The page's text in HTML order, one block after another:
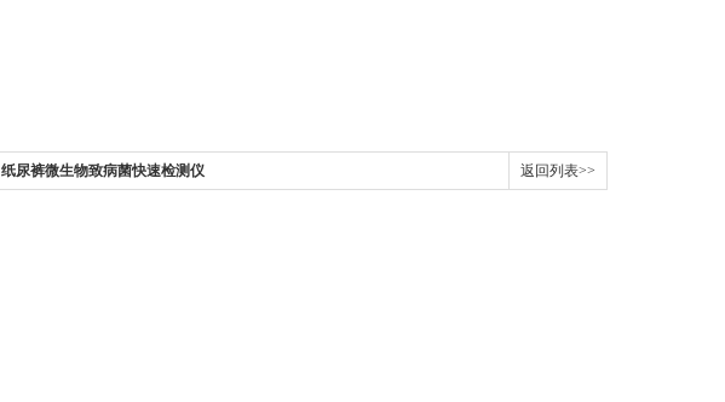
纸尿裤微生物致病菌快速检测仪 返回列表>>